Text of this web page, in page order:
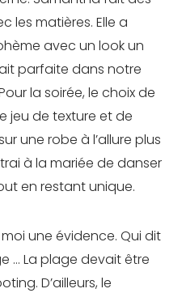
les matières. Elle a
avec un look un
parfaite dans notre
la soirée, le choix de
jeu de texture et de
une robe à l’allure plus
à la mariée de danser
en restant unique.
une évidence. Qui dit
… La plage devait être
D’ailleurs, le